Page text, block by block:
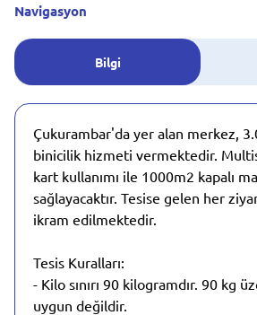
Navigasyon
Bilgi
Çukurambar'da yer alan merkez,
binicilik hizmeti vermektedir.
kart kullanımı ile 1000m2 kapalı
sağlayacaktır. Tesise gelen her
ikram edilmektedir.
Tesis Kuralları:
- Kilo sınırı 90 kilogramdır. 90 kg
uygun değildir.